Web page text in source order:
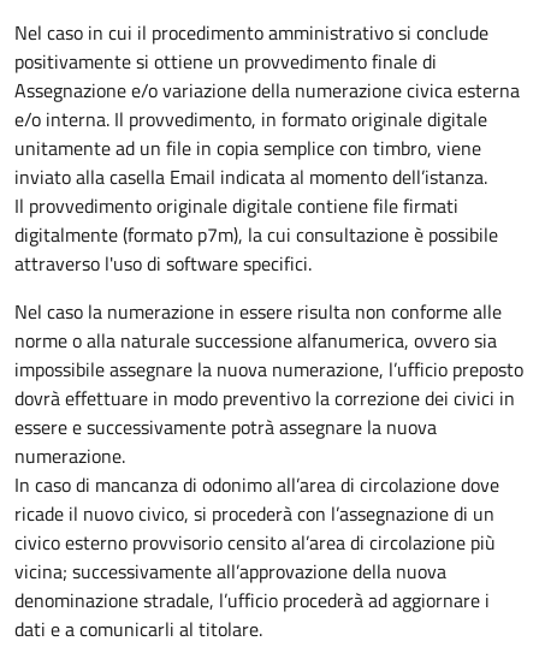
Nel caso in cui il procedimento amministrativo si conclude
positivamente si ottiene un provvedimento finale di
Assegnazione e/o variazione della numerazione civica esterna
e/o interna. Il provvedimento, in formato originale digitale
unitamente ad un file in copia semplice con timbro, viene
inviato alla casella Email indicata al momento dell’istanza.
Il provvedimento originale digitale contiene file firmati
digitalmente (formato p7m), la cui consultazione è possibile
attraverso l'uso di software specifici.
Nel caso la numerazione in essere risulta non conforme alle
norme o alla naturale successione alfanumerica, ovvero sia
impossibile assegnare la nuova numerazione, l’ufficio preposto
dovrà effettuare in modo preventivo la correzione dei civici in
essere e successivamente potrà assegnare la nuova
numerazione.
In caso di mancanza di odonimo all’area di circolazione dove
ricade il nuovo civico, si procederà con l’assegnazione di un
civico esterno provvisorio censito al’area di circolazione più
vicina; successivamente all’approvazione della nuova
denominazione stradale, l’ufficio procederà ad aggiornare i
dati e a comunicarli al titolare.